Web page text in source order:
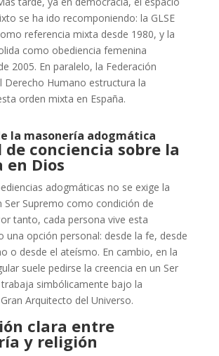
se ha ido recomponiendo: la GLSE
referencia mixta desde 1980, y la
como obediencia femenina
2005. En paralelo, la Federación
Derecho Humano estructura la
orden mixta en España.
la masonería adogmática
de conciencia sobre la
en Dios
adogmáticas no se exige la
Ser Supremo como condición de
tanto, cada persona vive esta
una opción personal: desde la fe, desde
o desde el ateísmo. En cambio, en la
suele pedirse la creencia en un Ser
simbólicamente bajo la
Arquitecto del Universo.
clara entre
y religión